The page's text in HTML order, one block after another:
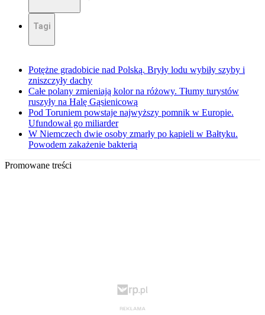
Tagi
Potężne gradobicie nad Polską. Bryły lodu wybiły szyby i
zniszczyły dachy
Całe polany zmieniają kolor na różowy. Tłumy turystów
ruszyły na Halę Gąsienicową
Pod Toruniem powstaje najwyższy pomnik w Europie.
Ufundował go miliarder
W Niemczech dwie osoby zmarły po kąpieli w Bałtyku.
Powodem zakażenie bakterią
Promowane treści